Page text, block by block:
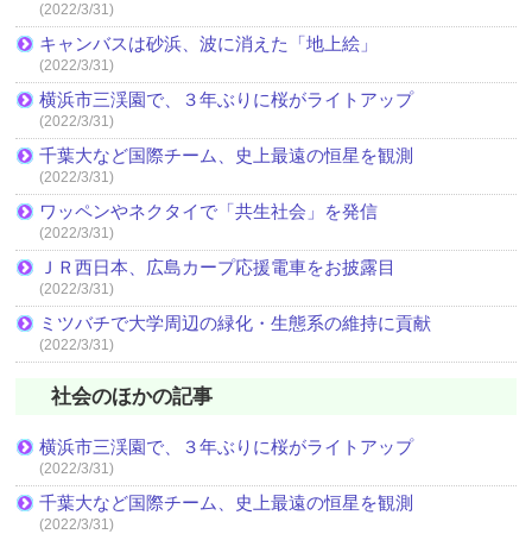
(2022/3/31)
キャンバスは砂浜、波に消えた「地上絵」
(2022/3/31)
横浜市三渓園で、３年ぶりに桜がライトアップ
(2022/3/31)
千葉大など国際チーム、史上最遠の恒星を観測
(2022/3/31)
ワッペンやネクタイで「共生社会」を発信
(2022/3/31)
ＪＲ西日本、広島カープ応援電車をお披露目
(2022/3/31)
ミツバチで大学周辺の緑化・生態系の維持に貢献
(2022/3/31)
社会のほかの記事
横浜市三渓園で、３年ぶりに桜がライトアップ
(2022/3/31)
千葉大など国際チーム、史上最遠の恒星を観測
(2022/3/31)